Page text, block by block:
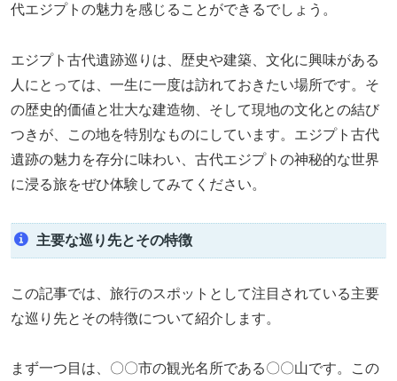
代エジプトの魅力を感じることができるでしょう。
エジプト古代遺跡巡りは、歴史や建築、文化に興味がある
人にとっては、一生に一度は訪れておきたい場所です。そ
の歴史的価値と壮大な建造物、そして現地の文化との結び
つきが、この地を特別なものにしています。エジプト古代
遺跡の魅力を存分に味わい、古代エジプトの神秘的な世界
に浸る旅をぜひ体験してみてください。
主要な巡り先とその特徴
この記事では、旅行のスポットとして注目されている主要
な巡り先とその特徴について紹介します。
まず一つ目は、〇〇市の観光名所である〇〇山です。この